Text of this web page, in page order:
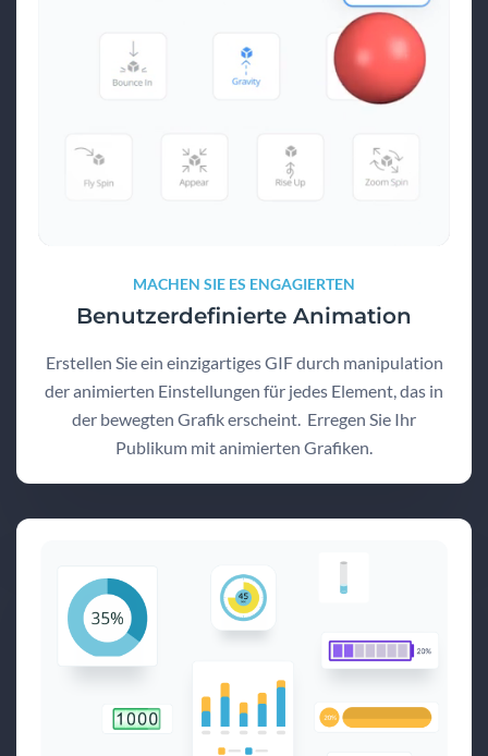
MACHEN SIE ES ENGAGIERTEN
Benutzerdefinierte Animation
Erstellen Sie ein einzigartiges GIF durch manipulation
der animierten Einstellungen für jedes Element, das in
der bewegten Grafik erscheint. Erregen Sie Ihr
Publikum mit animierten Grafiken.